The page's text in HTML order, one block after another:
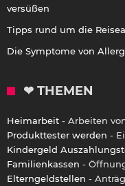
versüßen
Tipps rund um die
Die Symptome von
❤ THEMEN
Heimarbeit - Arbeiten
Produkttester werden -
Kindergeld
Familienkassen -
Elterngeldstellen -